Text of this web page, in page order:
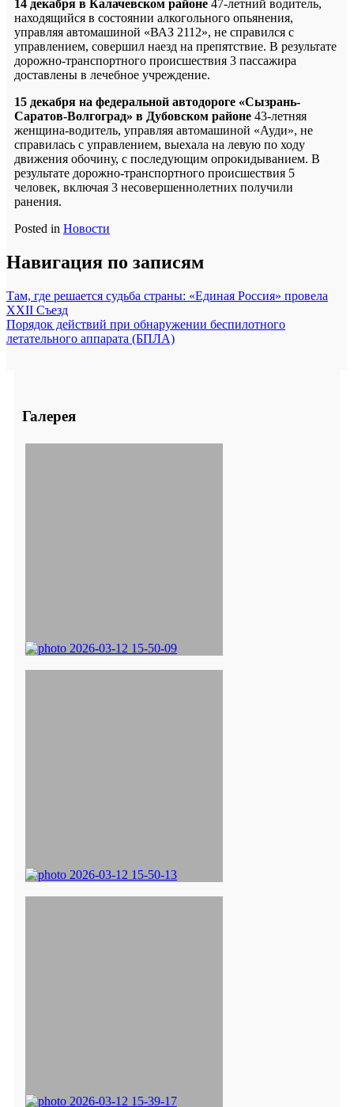
14 декабря в Калачевском районе 47-летний водитель,
находящийся в состоянии алкогольного опьянения,
управляя автомашиной «ВАЗ 2112», не справился с
управлением, совершил наезд на препятствие. В результате
дорожно-транспортного происшествия 3 пассажира
доставлены в лечебное учреждение.
15 декабря на федеральной автодороге «Сызрань-
Саратов-Волгоград» в Дубовском районе 43-летняя
женщина-водитель, управляя автомашиной «Ауди», не
справилась с управлением, выехала на левую по ходу
движения обочину, с последующим опрокидыванием. В
результате дорожно-транспортного происшествия 5
человек, включая 3 несовершеннолетних получили
ранения.
Posted in Новости
Навигация по записям
Там, где решается судьба страны: «Единая Россия» провела
XXII Съезд
Порядок действий при обнаружении беспилотного
летательного аппарата (БПЛА)
Галерея